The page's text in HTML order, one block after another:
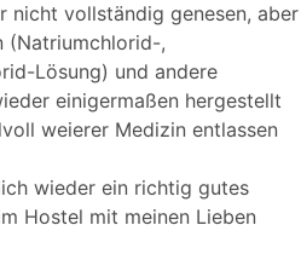
nicht vollständig genesen, aber
(Natriumchlorid-,
Lösung) und andere
einigermaßen hergestellt
weierer Medizin entlassen
wieder ein richtig gutes
Hostel mit meinen Lieben